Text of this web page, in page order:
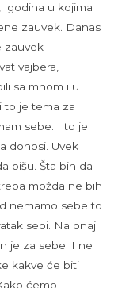
godina u kojima
zauvek. Danas
zauvek
vajbera,
sa mnom i u
to je tema za
sebe. I to je
donosi. Uvek
pišu. Šta bih da
možda ne bih
nemamo sebe to
sebi. Na onaj
je za sebe. I ne
kakve će biti
ćemo